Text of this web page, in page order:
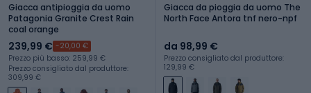
Giacca antipioggia da uomo
Patagonia Granite Crest Rain
coal orange
239,99 € -20,00 €
Prezzo più basso: 259,99 €
Prezzo consigliato dal produttore:
309,99 €
Giacca da pioggia da uomo The
North Face Antora tnf nero-npf
da 98,99 €
Prezzo consigliato dal produttore:
129,99 €